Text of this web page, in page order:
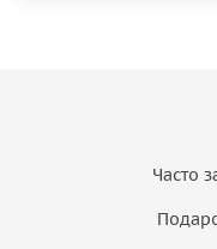
Часто